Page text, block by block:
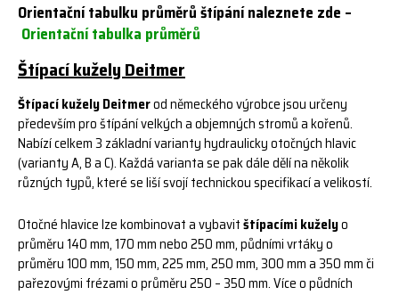
Orientační tabulku průměrů štípání naleznete zde –
Orientační tabulka průměrů
Štípací kužely Deitmer
Štípací kužely Deitmerod německého výrobce jsou určeny
především pro štípání velkých a objemných stromů a kořenů.
Nabízí celkem 3 základní varianty hydraulicky otočných hlavic
(varianty A, B a C). Každá varianta se pak dále dělí na několik
různých typů, které se liší svojí technickou specifikací a velikostí.
Otočné hlavice lze kombinovat a vybavitštípacími kuželyo
průměru 140 mm, 170 mm nebo 250 mm, půdními vrtáky o
průměru 100 mm, 150 mm, 225 mm, 250 mm, 300 mm a 350 mm či
pařezovými frézami o průměru 250 – 350 mm. Více o půdních